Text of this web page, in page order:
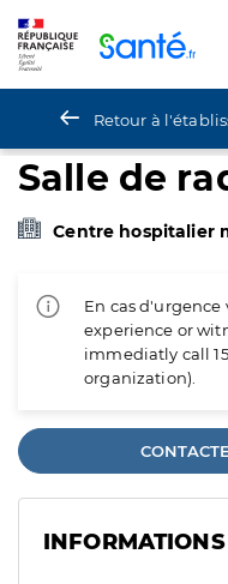
Retour à
Salle de
Centre hospitalier
En cas d'urgence
experience or
immediatly call
organization).